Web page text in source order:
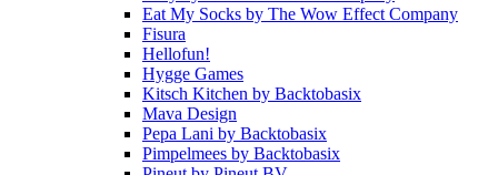
Eat My Socks by The Wow Effect Company
Fisura
Hellofun!
Hygge Games
Kitsch Kitchen by Backtobasix
Mava Design
Pepa Lani by Backtobasix
Pimpelmees by Backtobasix